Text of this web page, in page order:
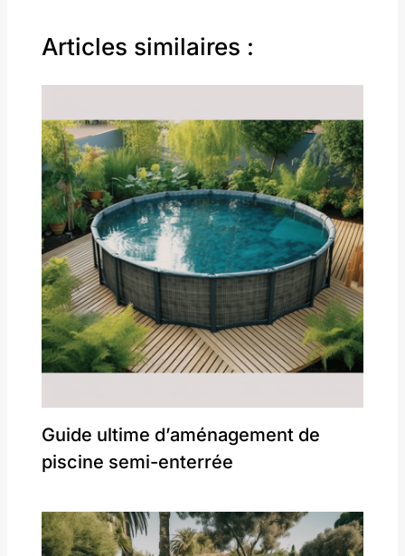
Articles similaires :
Guide ultime d’aménagement de
piscine semi-enterrée